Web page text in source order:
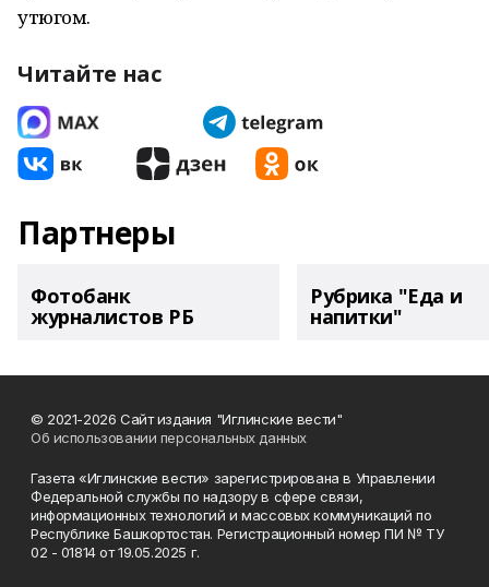
утюгом.
Читайте нас
Партнеры
Фотобанк
журналистов РБ
Рубрика "Еда и
напитки"
© 2021-2026 Сайт издания "Иглинские вести"
Об использовании персональных данных
Газета «Иглинские вести» зарегистрирована в Управлении
Федеральной службы по надзору в сфере связи,
информационных технологий и массовых коммуникаций по
Республике Башкортостан. Регистрационный номер ПИ № ТУ
02 - 01814 от 19.05.2025 г.